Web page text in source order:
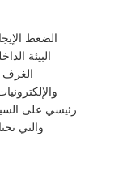
الضغط
البيئة
الغرف
رئيسي على
والتي